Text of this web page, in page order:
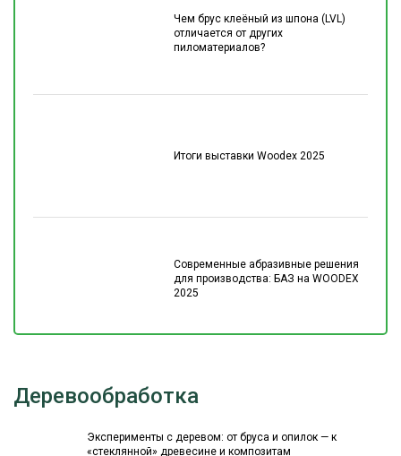
Чем брус клеёный из шпона (LVL)
отличается от других
пиломатериалов?
Итоги выставки Woodex 2025
Современные абразивные решения
для производства: БАЗ на WOODEX
2025
Деревообработка
Эксперименты с деревом: от бруса и опилок — к
«стеклянной» древесине и композитам